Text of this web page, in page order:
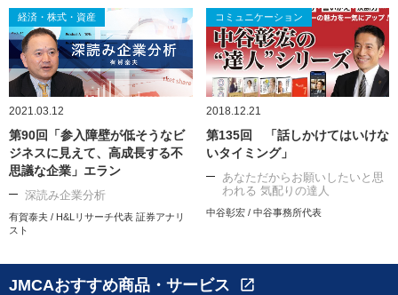
経済・株式・資産
2021.03.12
第90回「参入障壁が低そうなビ
ジネスに見えて、高成長する不
思議な企業」エラン
深読み企業分析
有賀泰夫 / H&Lリサーチ代表 証券アナリ
スト
コミュニケーション
2018.12.21
第135回 「話しかけてはいけな
いタイミング」
あなただからお願いしたいと思
われる 気配りの達人
中谷彰宏 / 中谷事務所代表
JMCAおすすめ商品・サービス open_in_new